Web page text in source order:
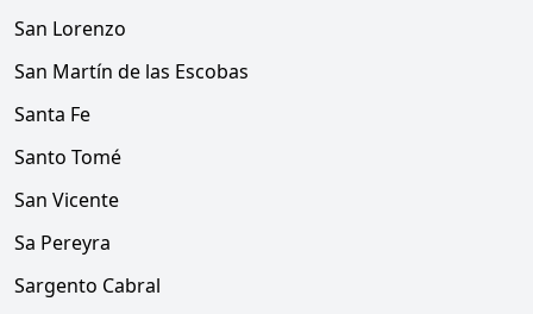
San Lorenzo
San Martín de las Escobas
Santa Fe
Santo Tomé
San Vicente
Sa Pereyra
Sargento Cabral